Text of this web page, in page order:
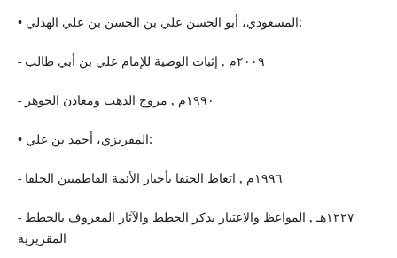
• المسعودي، أبو الحسن علي بن الحسن بن علي الهذلي:
- ٢٠٠٩م , إثبات الوصیة للإمام علي بن أبي طالب
- ١٩٩٠م , مروج الذهب ومعادن الجوهر
• المقریزي، أحمد بن علي:
- ١٩٩٦م , اتعاظ الحنفا بأخبار الأئمة الفاطمیین الخلفا
- ١٢٢٧هـ , المواعظ والاعتبار بذكر الخطط والآثار المعروف بالخطط
المقریزیة